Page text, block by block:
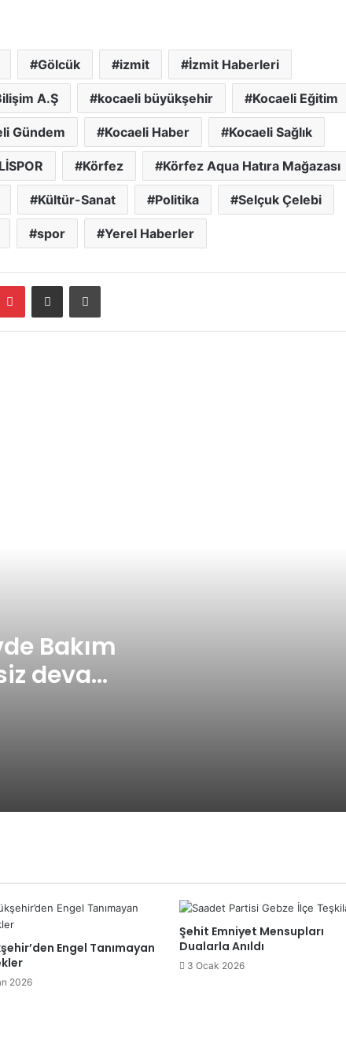
Gölcük izmit İzmit Haberleri
A.Ş kocaeli büyükşehir Kocaeli Eğitim
Gündem Kocaeli Haber Kocaeli Sağlık
Körfez Körfez Aqua Hatıra Mağazası
Kültür-Sanat Politika Selçuk Çelebi
spor Yerel Haberler
Bakım
devam
İzmit Belediyesi Evde Bakım
Güvenli Yolculuk Mesaisi
İzmit Belediyesinden Cevdet Hoca
aydınlatma
Engel Tanımayan
2026
Şehit Emniyet Mensupları
Dualarla Anıldı
3 Ocak 2026